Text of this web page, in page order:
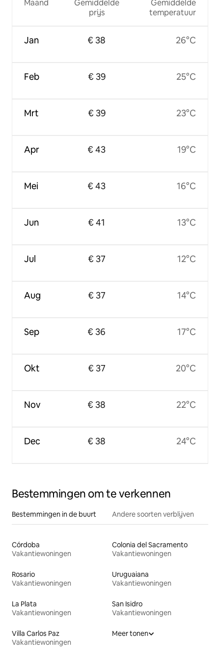
Maand
Jan
Feb
Mrt
Apr
Mei
Jun
Jul
Aug
Sep
Okt
Nov
Dec
Gemiddelde
prijs
€ 38
€ 39
€ 39
€ 43
€ 43
€ 41
€ 37
€ 37
€ 36
€ 37
€ 38
€ 38
Gemiddelde
temperatuur
26°C
25°C
23°C
19°C
16°C
13°C
12°C
14°C
17°C
20°C
22°C
24°C
Bestemmingen om te verkennen
Bestemmingen in de buurt Andere soorten verblijven
Córdoba
Vakantiewoningen
Colonia del Sacramento
Vakantiewoningen
Rosario
Vakantiewoningen
Uruguaiana
Vakantiewoningen
La Plata
Vakantiewoningen
San Isidro
Vakantiewoningen
Villa Carlos Paz
Vakantiewoningen
Meer tonen